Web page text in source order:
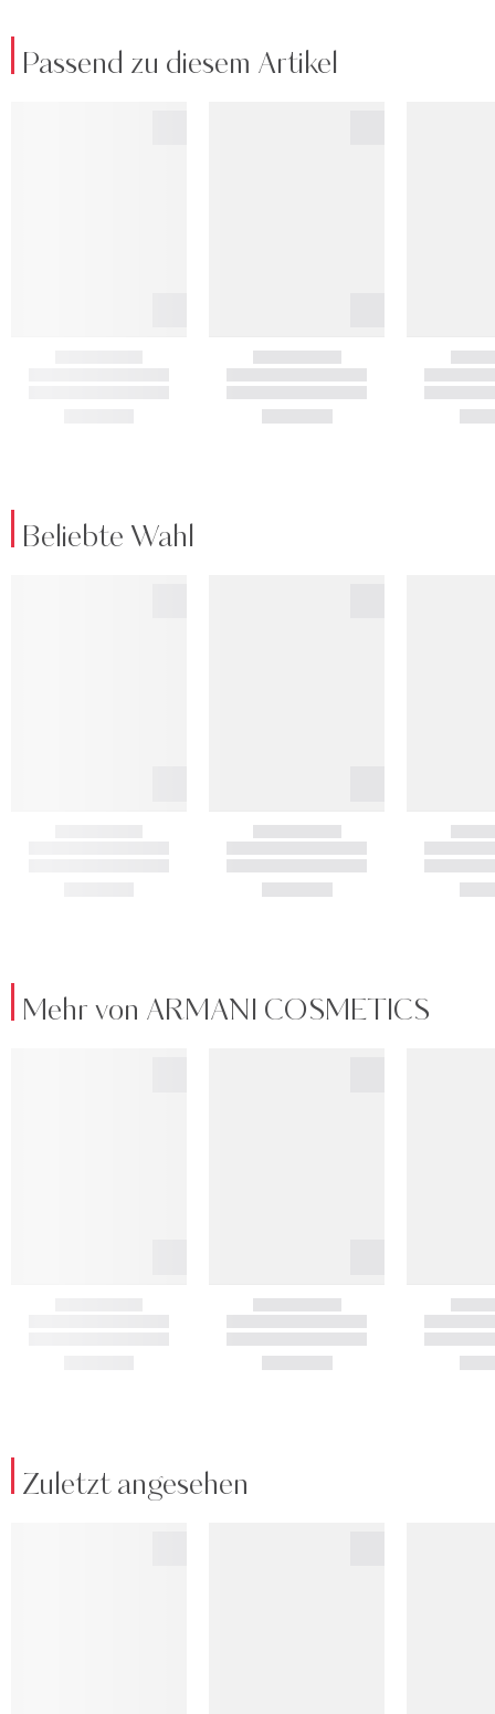
Passend zu diesem Artikel
Beliebte Wahl
Mehr von ARMANI COSMETICS
Zuletzt angesehen